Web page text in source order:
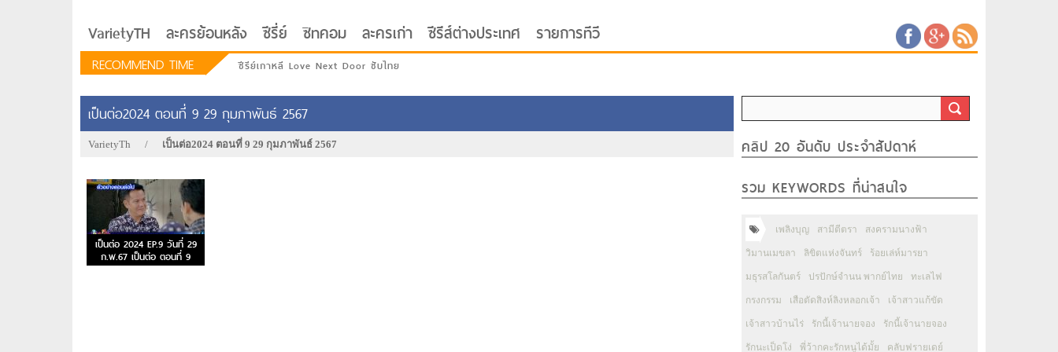
VarietyTH ละครย้อนหลัง ซีรี่ย์ ซิทคอม ละครเก่า ซีรีส์ต่างประเทศ รายการทีวี
RECOMMEND TIME ซีรีย์เกาหลี Love Next Door ซับไทย
เป็นต่อ2024 ตอนที่ 9 29 กุมภาพันธ์ 2567
VarietyTh / เป็นต่อ2024 ตอนที่ 9 29 กุมภาพันธ์ 2567
เป็นต่อ 2024 EP.9 วันที่ 29
ก.พ.67 เป็นต่อ ตอนที่ 9
คลิป 20 อันดับ ประจำสัปดาห์
รวม KEYWORDS ที่น่าสนใจ
เพลิงบุญ สามีตีตรา สงครามนางฟ้า
วิมานเมขลา ลิขิตแห่งจันทร์ ร้อยเล่ห์มารยา
มธุรสโลกันตร์ ปรปักษ์จำนน พากย์ไทย ทะเลไฟ
กรงกรรม เสือตัดสิงห์ลิงหลอกเจ้า เจ้าสาวแก้ขัด
เจ้าสาวบ้านไร่ รักนี้เจ้านายจอง รักนี้เจ้านายจอง
รักนะเป็ดโง่ พี่ว้ากคะรักหนูได้มั้ย คลับฟรายเดย์